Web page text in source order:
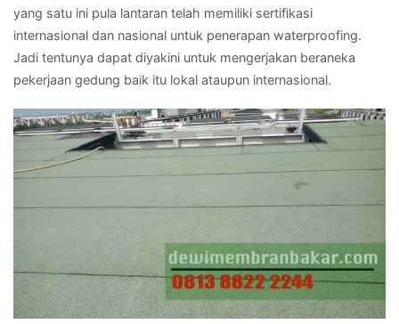
yang satu ini pula lantaran telah memiliki sertifikasi
internasional dan nasional untuk penerapan waterproofing.
Jadi tentunya dapat diyakini untuk mengerjakan beraneka
pekerjaan gedung baik itu lokal ataupun internasional.